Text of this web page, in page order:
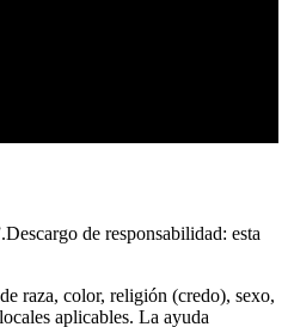
de responsabilidad: esta
raza, color, religión (credo), sexo,
aplicables. La ayuda